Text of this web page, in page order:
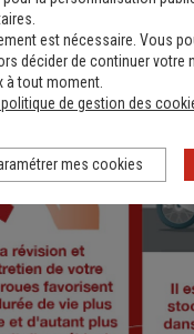
est nécessaire. Vous
décider de continuer votre
à tout moment.
de gestion des
mes cookies